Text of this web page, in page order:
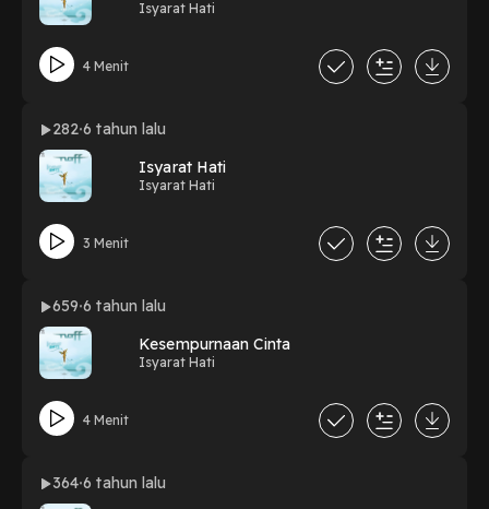
Isyarat Hati
4 Menit
282 6 tahun lalu
Isyarat Hati
Isyarat Hati
3 Menit
659 6 tahun lalu
Kesempurnaan Cinta
Isyarat Hati
4 Menit
364 6 tahun lalu